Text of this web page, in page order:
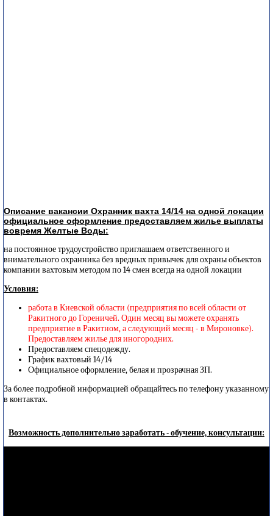
Описание вакансии Охранник вахта 14/14 на одной локации
официальное оформление предоставляем жилье выплаты
вовремя Желтые Воды:
на постоянное трудоустройство приглашаем ответственного и
внимательного охранника без вредных привычек для охраны объектов
компании вахтовым методом по 14 смен всегда на одной локации
Условия:
работа в Киевской области (предприятия по всей области от
Ракитного до Гореничей. Один месяц вы можете охранять
предприятие в Ракитном, а следующий месяц - в Мироновке).
Предоставляем жилье для иногородних.
Предоставляем спецодежду.
График вахтовый 14/14
Официальное оформление, белая и прозрачная ЗП.
За более подробной информацией обращайтесь по телефону указанному
в контактах.
Возможность дополнительно заработать - обучение, консультации: